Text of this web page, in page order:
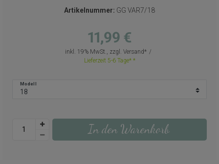
Artikelnummer: GG VAR7/18
11,99 €
inkl. 19% MwSt., zzgl. Versand
Lieferzeit 5-6 Tage*
Modell
In den Warenkorb